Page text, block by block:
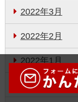
2022年3月
2022年2月
2022年1月
2021年12月